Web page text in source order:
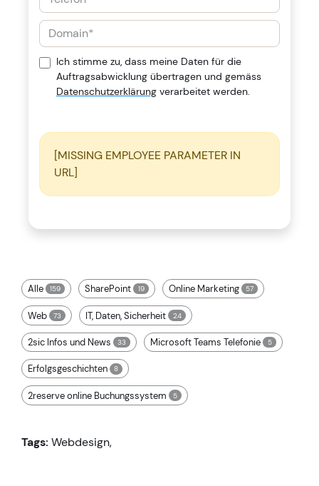
Ich stimme zu, dass meine Daten für die
Auftragsabwicklung übertragen und gemäss
Datenschutzerklärung verarbeitet werden.
[MISSING EMPLOYEE PARAMETER IN
URL]
Alle 159 SharePoint 19 Online Marketing 57
Web 73 IT, Daten, Sicherheit 24
2sic Infos und News 33 Microsoft Teams Telefonie 5
Erfolgsgeschichten 8
2reserve online Buchungssystem 5
Tags: Webdesign,